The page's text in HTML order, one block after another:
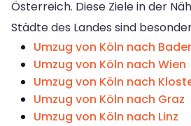
Österreich. Diese Ziele in der
Städte des Landes sind
Umzug von Köln nach
Umzug von Köln nach Wien
Umzug von Köln nach
Umzug von Köln nach Graz
Umzug von Köln nach Linz